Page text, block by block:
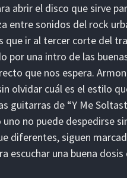
abrir el disco que sirve
entre sonidos del rock
que ir al tercer corte del
por una intro de las
que nos espera.
olvidar cuál es el estilo
guitarras de “Y Me
no puede despedirse
diferentes, siguen
escuchar una buena dosis